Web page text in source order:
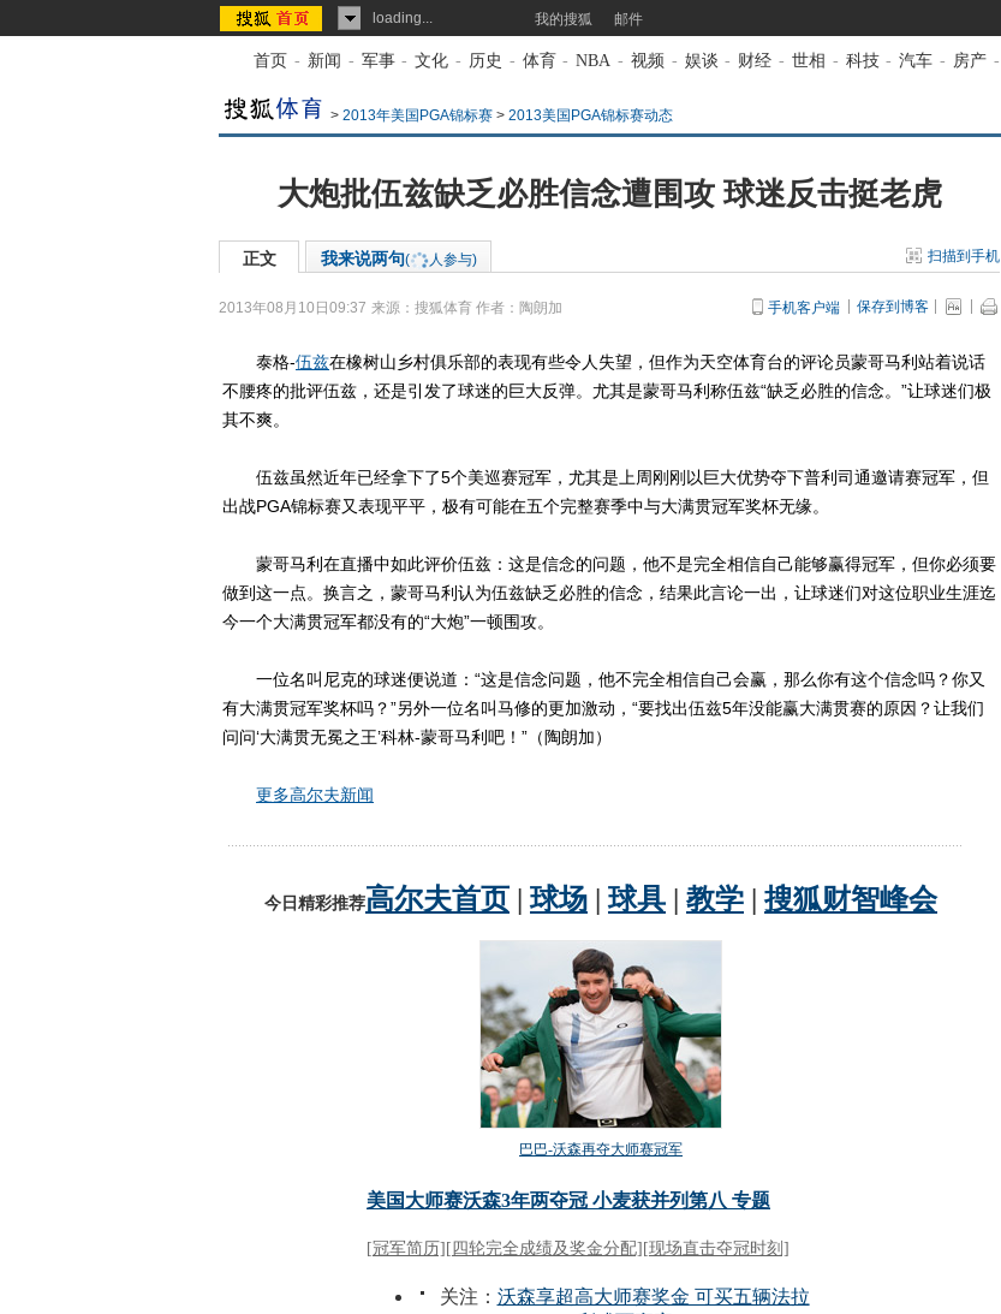
loading... 我的搜狐 邮件
首页 - 新闻 - 军事 - 文化 - 历史 - 体育 - NBA - 视频 - 娱谈 - 财经 - 世相 - 科技 - 汽车 - 房产 -
> 2013年美国PGA锦标赛 > 2013美国PGA锦标赛动态
大炮批伍兹缺乏必胜信念遭围攻 球迷反击挺老虎
正文 我来说两句( 人参与) 扫描到手机
2013年08月10日09:37 来源： 搜狐体育 作者：陶朗加 手机客户端 保存到博客
泰格-伍兹在橡树山乡村俱乐部的表现有些令人失望，但作为天空体育台的评论员蒙哥马利站着说话
不腰疼的批评伍兹，还是引发了球迷的巨大反弹。尤其是蒙哥马利称伍兹“缺乏必胜的信念。”让球迷们极
其不爽。
伍兹虽然近年已经拿下了5个美巡赛冠军，尤其是上周刚刚以巨大优势夺下普利司通邀请赛冠军，但
出战PGA锦标赛又表现平平，极有可能在五个完整赛季中与大满贯冠军奖杯无缘。
蒙哥马利在直播中如此评价伍兹：这是信念的问题，他不是完全相信自己能够赢得冠军，但你必须要
做到这一点。换言之，蒙哥马利认为伍兹缺乏必胜的信念，结果此言论一出，让球迷们对这位职业生涯迄
今一个大满贯冠军都没有的“大炮”一顿围攻。
一位名叫尼克的球迷便说道：“这是信念问题，他不完全相信自己会赢，那么你有这个信念吗？你又
有大满贯冠军奖杯吗？”另外一位名叫马修的更加激动，“要找出伍兹5年没能赢大满贯赛的原因？让我们
问问‘大满贯无冕之王’科林-蒙哥马利吧！”（陶朗加）
更多高尔夫新闻